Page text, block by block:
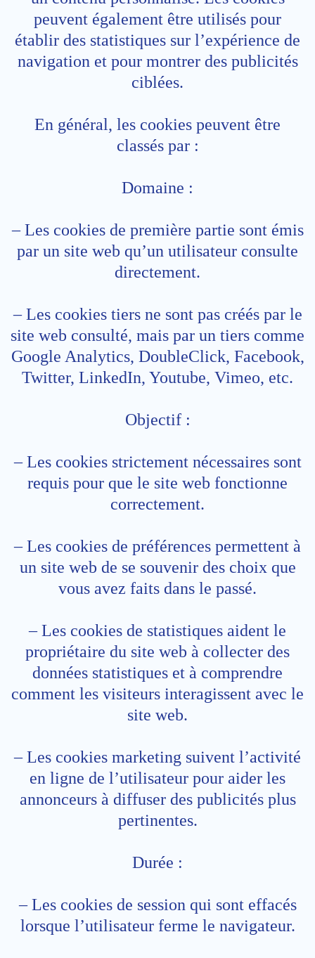
peuvent également être utilisés pour
établir des statistiques sur l’expérience de
navigation et pour montrer des publicités
ciblées.
En général, les cookies peuvent être
classés par :
Domaine :
– Les cookies de première partie sont émis
par un site web qu’un utilisateur consulte
directement.
– Les cookies tiers ne sont pas créés par le
site web consulté, mais par un tiers comme
Google Analytics, DoubleClick, Facebook,
Twitter, LinkedIn, Youtube, Vimеo, etc.
Objectif :
– Les cookies strictement nécessaires sont
requis pour que le site web fonctionne
correctement.
– Les cookies de préférences permettent à
un site web de se souvenir des choix que
vous avez faits dans le passé.
– Les cookies de statistiques aident le
propriétaire du site web à collecter des
données statistiques et à comprendre
comment les visiteurs interagissent avec le
site web.
– Les cookies marketing suivent l’activité
en ligne de l’utilisateur pour aider les
annonceurs à diffuser des publicités plus
pertinentes.
Durée :
– Les cookies de session qui sont effacés
lorsque l’utilisateur ferme le navigateur.